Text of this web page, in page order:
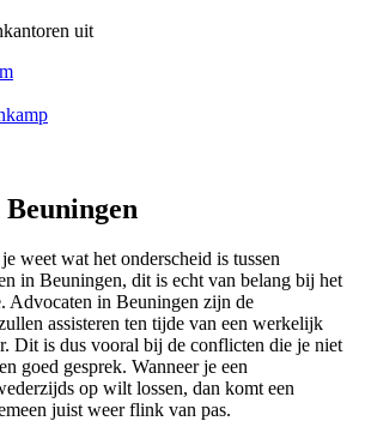
uit
weet wat het onderscheid is tussen
in Beuningen, dit is echt van belang bij het
Advocaten in Beuningen zijn de
assisteren ten tijde van een werkelijk
Dit is dus vooral bij de conflicten die je niet
goed gesprek. Wanneer je een
op wilt lossen, dan komt een
juist weer flink van pas.